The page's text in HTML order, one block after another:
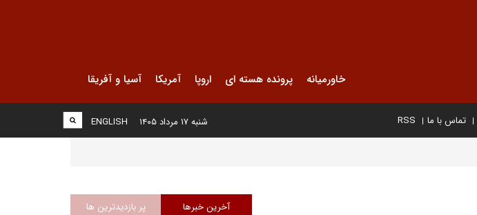
خاورمیانه پرونده هسته ای اروپا آمریکا آسیا و آفریقا
تماس با ما RSS
ENGLISH شنبه ۱۷ مرداد ۱۴۰۵
آخرین خبرها پر بازدیدترین ها